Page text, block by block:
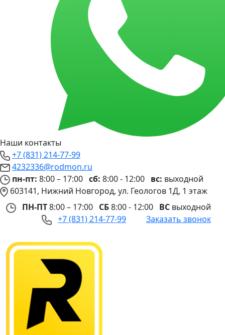
Наши контакты
+7 (831) 214-77-99
4232336@rodmon.ru
пн-пт: 8:00 – 17:00 сб: 8:00 - 12:00 вс: выходной
603141, Нижний Новгород, ул. Геологов 1Д, 1 этаж
ПН-ПТ8:00 – 17:00 СБ8:00 - 12:00 ВС выходной
+7 (831) 214-77-99
Заказать звонок